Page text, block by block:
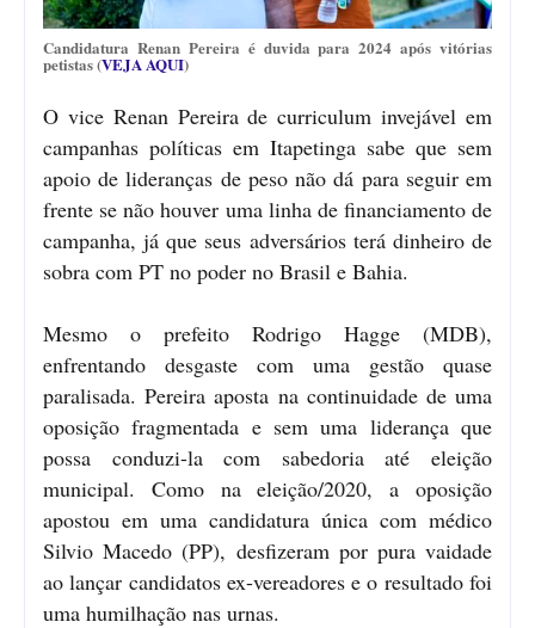
Candidatura Renan Pereira é duvida para 2024 após vitórias
petistas (VEJA AQUI)
O vice Renan Pereira de curriculum invejável em
campanhas políticas em Itapetinga sabe que sem
apoio de lideranças de peso não dá para seguir em
frente se não houver uma linha de financiamento de
campanha, já que seus adversários terá dinheiro de
sobra com PT no poder no Brasil e Bahia.
Mesmo o prefeito Rodrigo Hagge (MDB),
enfrentando desgaste com uma gestão quase
paralisada. Pereira aposta na continuidade de uma
oposição fragmentada e sem uma liderança que
possa conduzi-la com sabedoria até eleição
municipal. Como na eleição/2020, a oposição
apostou em uma candidatura única com médico
Silvio Macedo (PP), desfizeram por pura vaidade
ao lançar candidatos ex-vereadores e o resultado foi
uma humilhação nas urnas.